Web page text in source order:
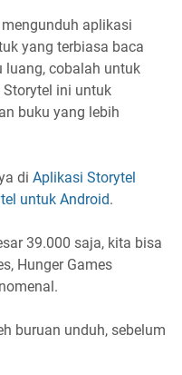
aplikasi
yang terbiasa baca
luang, cobalah untuk
ini untuk
buku yang lebih
di Aplikasi Storytel
untuk Android.
39.000 saja, kita bisa
Hunger Games
buruan unduh, sebelum